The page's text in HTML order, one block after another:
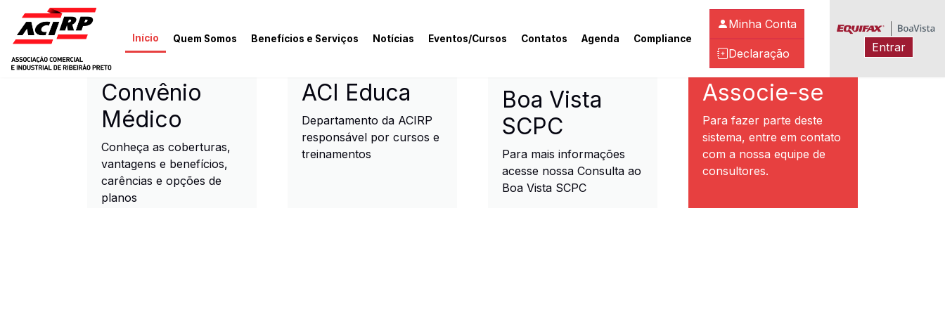
Pular para o conteúdo principal
Início Quem Somos Benefícios e Serviços Notícias Eventos/Cursos Contatos Agenda Compliance
Minha Conta
Declaração Entrar
ACIRP - Associação Comercial e Industrial de Ribeirão Preto
Convênio
Médico
Conheça as coberturas,
vantagens e benefícios,
carências e opções de
planos
ACI Educa
Departamento da ACIRP
responsável por cursos e
treinamentos
Boa Vista
SCPC
Para mais informações
acesse nossa Consulta ao
Boa Vista SCPC
Associe-se
Para fazer parte deste
sistema, entre em contato
com a nossa equipe de
consultores.